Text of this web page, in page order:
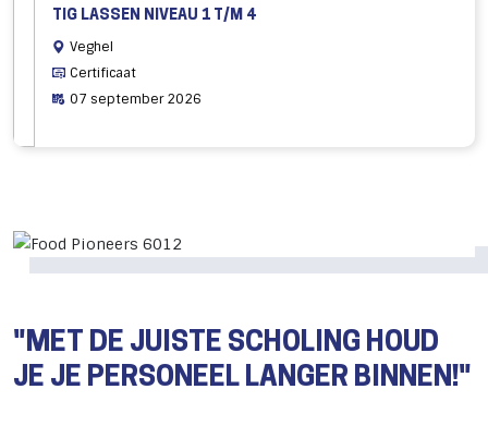
TIG LASSEN NIVEAU 1 T/M 4
Veghel
Certificaat
07 september 2026
"MET DE JUISTE SCHOLING HOUD
JE JE PERSONEEL LANGER BINNEN!"